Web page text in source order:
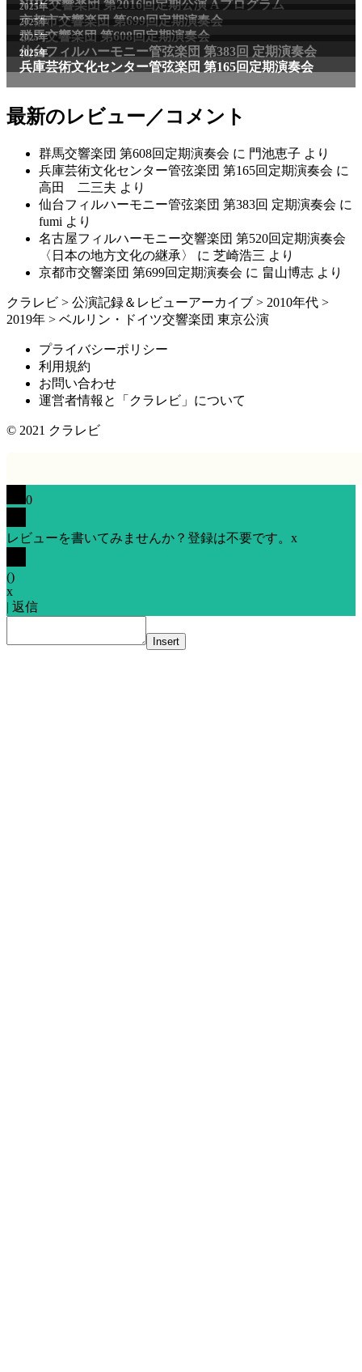
NHK交響楽団 第2016回定期公演 Aプログラム
2025年
京都市交響楽団 第699回定期演奏会
2025年
群馬交響楽団 第608回定期演奏会
2025年
仙台フィルハーモニー管弦楽団 第383回 定期演奏会
2025年
兵庫芸術文化センター管弦楽団 第165回定期演奏会
最新のレビュー／コメント
群馬交響楽団 第608回定期演奏会 に 門池恵子 より
兵庫芸術文化センター管弦楽団 第165回定期演奏会 に
高田 二三夫 より
仙台フィルハーモニー管弦楽団 第383回 定期演奏会 に
fumi より
名古屋フィルハーモニー交響楽団 第520回定期演奏会
〈日本の地方文化の継承〉
に 芝崎浩三 より
京都市交響楽団 第699回定期演奏会 に 畠山博志 より
クラレビ > 公演記録＆レビューアーカイブ > 2010年代 >
2019年 > ベルリン・ドイツ交響楽団 東京公演
プライバシーポリシー
利用規約
お問い合わせ
運営者情報と「クラレビ」について
© 2021 クラレビ
0
レビューを書いてみませんか？登録は不要です。 x
()
x
| 返信
Insert